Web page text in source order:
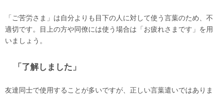
「ご苦労さま」は自分よりも目下の人に対して使う言葉のため、不
適切です。目上の方や同僚には使う場合は「お疲れさまです」を用
いましょう。
「了解しました」
友達同士で使用することが多いですが、正しい言葉遣いではありま